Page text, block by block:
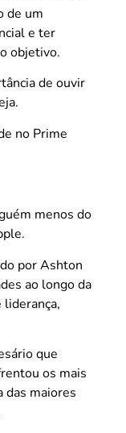
de um
e ter
objetivo.
de ouvir
no Prime
menos do
por Ashton
ao longo da
que
os mais
das maiores